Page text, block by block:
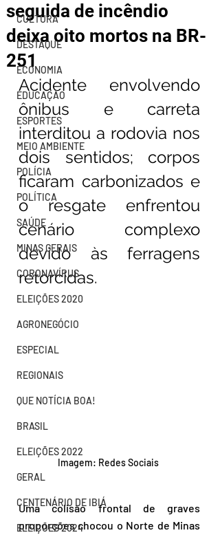
CULTURA
DESTAQUE
ECONOMIA
EDUCAÇÃO
ESPORTES
MEIO AMBIENTE
POLÍCIA
POLÍTICA
SAÚDE
MINAS GERAIS
CORONAVÍRUS
ELEIÇÕES 2020
AGRONEGÓCIO
ESPECIAL
REGIONAIS
QUE NOTÍCIA BOA!
BRASIL
ELEIÇÕES 2022
GERAL
CENTENÁRIO DE IBIÁ
ELEIÇÕES 2024
seguida de incêndio
deixa oito mortos na BR-
251
Acidente envolvendo
ônibus e carreta
interditou a rodovia nos
dois sentidos; corpos
ficaram carbonizados e
o resgate enfrentou
cenário complexo
devido às ferragens
retorcidas.
Imagem: Redes Sociais
Uma colisão frontal de graves
proporções chocou o Norte de Minas